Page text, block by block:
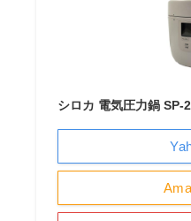
シロカ 電気圧力鍋 SP-